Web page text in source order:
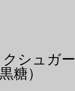
シュガー
糖）